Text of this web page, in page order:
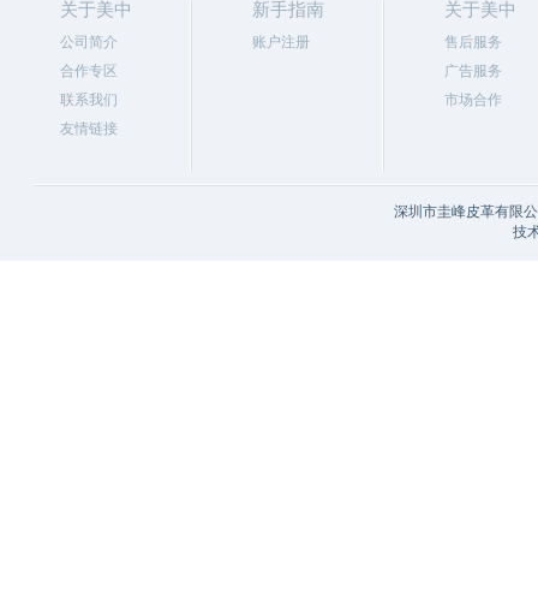
关于美中
公司简介
合作专区
联系我们
友情链接
新手指南
账户注册
关于美中
售后服务
广告服务
市场合作
深圳市圭峰皮革有限
技